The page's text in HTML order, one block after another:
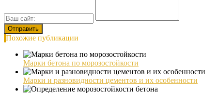
Похожие публикации
Марки бетона по морозостойкости
Марки и разновидности цементов и их особенности